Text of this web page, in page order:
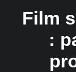
Film
: